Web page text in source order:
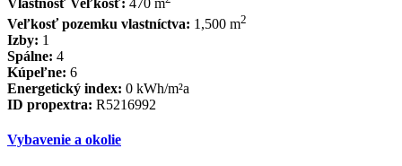
Vlastnosť Veľkosť: 470 m
Veľkosť pozemku vlastníctva: 1,500 m2
Izby: 1
Spálne: 4
Kúpeľne: 6
Energetický index: 0 kWh/m²a
ID propextra: R5216992
Vybavenie a okolie